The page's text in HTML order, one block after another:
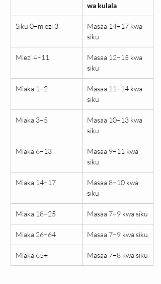
wa kulala
Siku 0–miezi 3
Masaa 14–17 kwa
siku
Miezi 4–11
Masaa 12–15 kwa
siku
Miaka 1–2
Masaa 11–14 kwa
siku
Miaka 3–5
Masaa 10–13 kwa
siku
Miaka 6–13
Masaa 9–11 kwa
siku
Miaka 14–17
Masaa 8–10 kwa
siku
Miaka 18–25 Masaa 7–9 kwa siku
Miaka 26–64 Masaa 7–9 kwa siku
Miaka 65+ Masaa 7–8 kwa siku